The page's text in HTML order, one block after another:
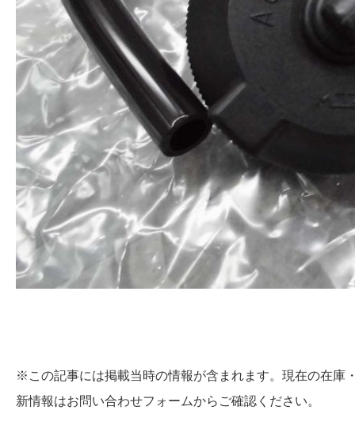
※この記事には掲載当時の情報が含まれます。現在の在庫
新情報はお問い合わせフォームからご確認ください。